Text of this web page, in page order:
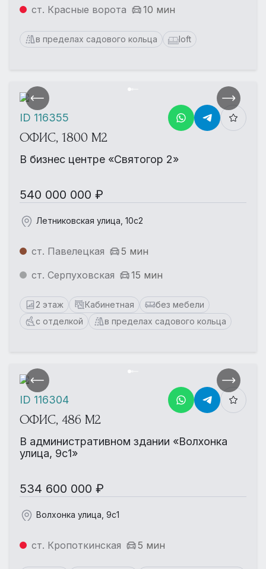
ст. Красные ворота 10 мин
в пределах садового кольца loft
ОФИС, 1800 М2
В бизнес центре «Святогор 2»
540 000 000 ₽
Летниковская улица, 10с2
ст. Павелецкая
5 мин
ст. Серпуховская
15 мин
2 этаж Кабинетная
без мебели
с отделкой
в пределах садового кольца
ID 116355
ОФИС, 486 М2
В административном здании «Волхонка
улица, 9с1»
534 600 000 ₽
Волхонка улица, 9с1
ст. Кропоткинская 5 мин
ID 116304